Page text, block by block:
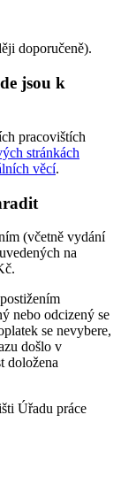
doporučeně).
jsou k
pracovištích
stránkách
věcí.
(včetně vydání
na
nebo odcizený se
se nevybere,
došlo v
doložena
Úřadu práce